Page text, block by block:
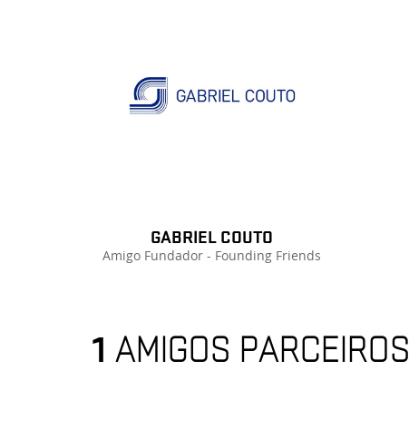
GABRIEL COUTO
Amigo Fundador - Founding Friends
1 AMIGOS PARCEIROS